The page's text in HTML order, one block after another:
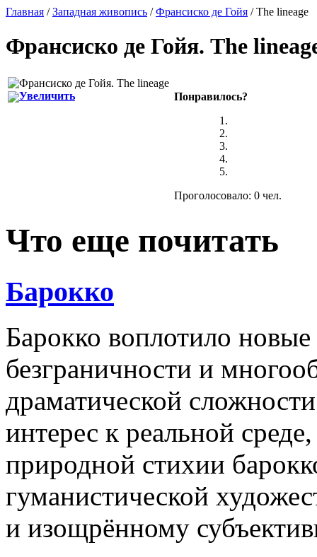
Главная /Западная живопись /Франсиско де Гойя / The lineage
Франсиско де Гойя. The
Увеличить Понравилось?
Проголосовало: 0 чел.
Что еще почитать
Барокко
Барокко воплотило новые
безграничности и
драматической
интерес к реальной
природной стихии
гуманистической
и изощрённому